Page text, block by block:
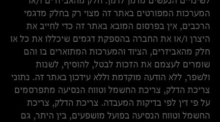
המערכות המפורטים באתר זה מצוי רק בחלק מדגמי
הרכבים, אין בפרסום המובא באתר זה כדי לחייב את
היצרן ו/או את החברה בהספקת דגמים שיכללו את כל או
חלק מהאביזרים, הציוד והמערכות המתוארים בו והם
שומרים לעצמם את הזכות לבטל, להוסיף, לשנות
ולשפר, ללא הודעה מוקדמת וללא עידכון באתר זה. נתוני
צריכת הדלק, צריכת החשמל וטווח הנסיעה מתפרסמים
על פי דין לפי בדיקות המעבדה. צריכת הדלק, צריכת
החשמל וטווח הנסיעה בפועל מושפעים, בין היתר, גם